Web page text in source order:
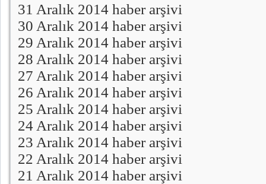
31 Aralık 2014 haber arşivi
30 Aralık 2014 haber arşivi
29 Aralık 2014 haber arşivi
28 Aralık 2014 haber arşivi
27 Aralık 2014 haber arşivi
26 Aralık 2014 haber arşivi
25 Aralık 2014 haber arşivi
24 Aralık 2014 haber arşivi
23 Aralık 2014 haber arşivi
22 Aralık 2014 haber arşivi
21 Aralık 2014 haber arşivi